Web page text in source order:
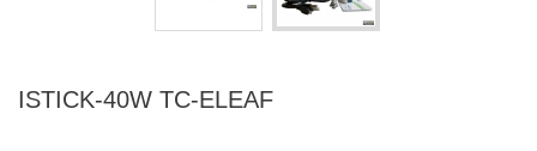
ISTICK-40W TC-ELEAF